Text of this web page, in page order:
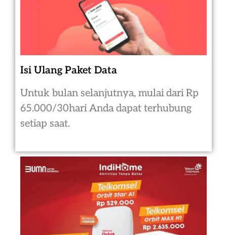
Isi Ulang Paket Data
Untuk bulan selanjutnya, mulai dari Rp
65.000/30hari Anda dapat terhubung
setiap saat.